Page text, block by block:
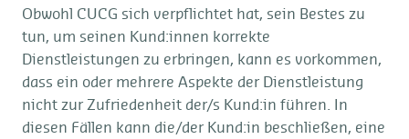
Obwohl CUCG sich verpflichtet hat, sein Bestes zu
tun, um seinen Kund:innen korrekte
Dienstleistungen zu erbringen, kann es vorkommen,
dass ein oder mehrere Aspekte der Dienstleistung
nicht zur Zufriedenheit der/s Kund:in führen. In
diesen Fällen kann die/der Kund:in beschließen, eine